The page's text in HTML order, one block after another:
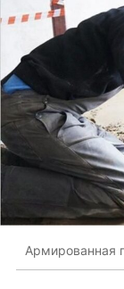
Армированная